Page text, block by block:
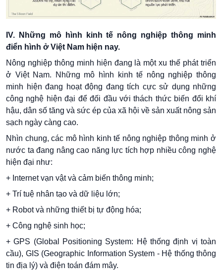
IV. Những mô hình kinh tế nông nghiệp thông minh
điển hình ở Việt Nam hiện nay.
Nông nghiệp thông minh hiện đang là một xu thế phát triển
ở Việt Nam. Những mô hình kinh tế nông nghiệp thông
minh hiện đang hoạt động đang tích cực sử dụng những
công nghệ hiện đại để đối đầu với thách thức biến đổi khí
hậu, dân số tăng và sức ép của xã hội về sản xuất nông sản
sạch ngày càng cao.
Nhìn chung, các mô hình kinh tế nông nghiệp thông minh ở
nước ta đang nâng cao năng lực tích hợp nhiều công nghệ
hiện đại như:
+ Internet vạn vật và cảm biến thông minh;
+ Trí tuệ nhân tạo và dữ liệu lớn;
+ Robot và những thiết bị tự động hóa;
+ Công nghệ sinh học;
+ GPS (Global Positioning System: Hệ thống định vị toàn
cầu), GIS (Geographic Information System - Hệ thống thông
tin địa lý) và điện toán đám mây.